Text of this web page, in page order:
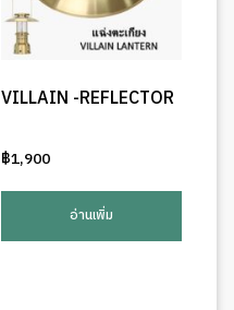
VILLAIN -REFLECTOR
฿1,900
อ่านเพิ่ม